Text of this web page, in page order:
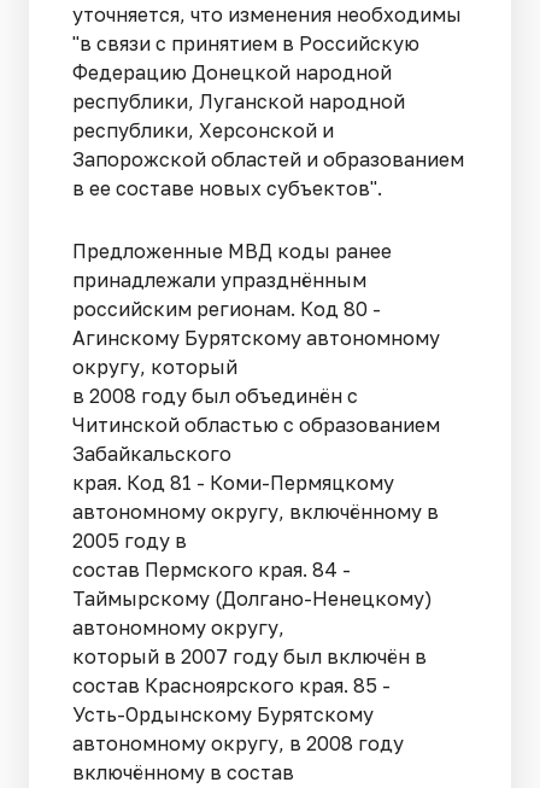
уточняется, что изменения необходимы
"в связи с принятием в Российскую
Федерацию Донецкой народной
республики, Луганской народной
республики, Херсонской и
Запорожской областей и образованием
в ее составе новых субъектов".
Предложенные МВД коды ранее
принадлежали упразднённым
российским регионам. Код 80 -
Агинскому Бурятскому автономному
округу, который
в 2008 году был объединён с
Читинской областью с образованием
Забайкальского
края. Код 81 - Коми-Пермяцкому
автономному округу, включённому в
2005 году в
состав Пермского края. 84 -
Таймырскому (Долгано-Ненецкому)
автономному округу,
который в 2007 году был включён в
состав Красноярского края. 85 -
Усть-Ордынскому Бурятскому
автономному округу, в 2008 году
включённому в состав